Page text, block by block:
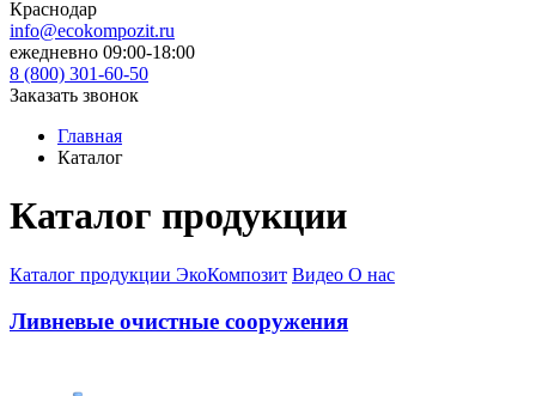
Краснодар
info@ecokompozit.ru
ежедневно 09:00-18:00
8 (800) 301-60-50
Заказать звонок
Главная
Каталог
Каталог продукции
Каталог продукции ЭкоКомпозит Видео О нас
Ливневые очистные сооружения